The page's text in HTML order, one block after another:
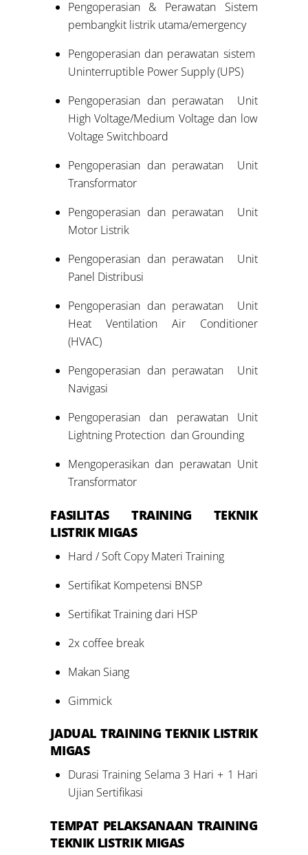
Pengoperasian & Perawatan Sistem
pembangkit listrik utama/emergency
Pengoperasian dan perawatan sistem
Uninterruptible Power Supply (UPS)
Pengoperasian dan perawatan Unit
High Voltage/Medium Voltage dan low
Voltage Switchboard
Pengoperasian dan perawatan Unit
Transformator
Pengoperasian dan perawatan Unit
Motor Listrik
Pengoperasian dan perawatan Unit
Panel Distribusi
Pengoperasian dan perawatan Unit
Heat Ventilation Air Conditioner
(HVAC)
Pengoperasian dan perawatan Unit
Navigasi
Pengoperasian dan perawatan Unit
Lightning Protection dan Grounding
Mengoperasikan dan perawatan Unit
Transformator
FASILITAS TRAINING TEKNIK
LISTRIK MIGAS
Hard / Soft Copy Materi Training
Sertifikat Kompetensi BNSP
Sertifikat Training dari HSP
2x coffee break
Makan Siang
Gimmick
JADUALTRAINING TEKNIK LISTRIK
MIGAS
Durasi Training Selama 3 Hari + 1 Hari
Ujian Sertifikasi
TEMPAT PELAKSANAAN TRAINING
TEKNIK LISTRIK MIGAS